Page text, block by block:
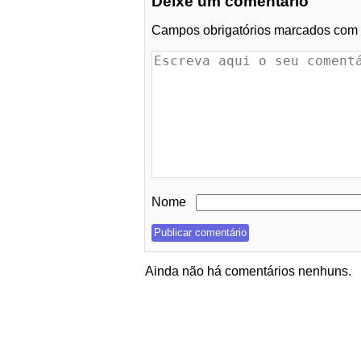
Campos obrigatórios marcados com
Nome
Ainda não há comentários nenhuns.